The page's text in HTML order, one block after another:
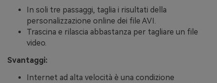
In soli tre passaggi, taglia i risultati della
personalizzazione online dei file AVI.
Trascina e rilascia abbastanza per tagliare un file
video.
Svantaggi:
Internet ad alta velocità è una condizione